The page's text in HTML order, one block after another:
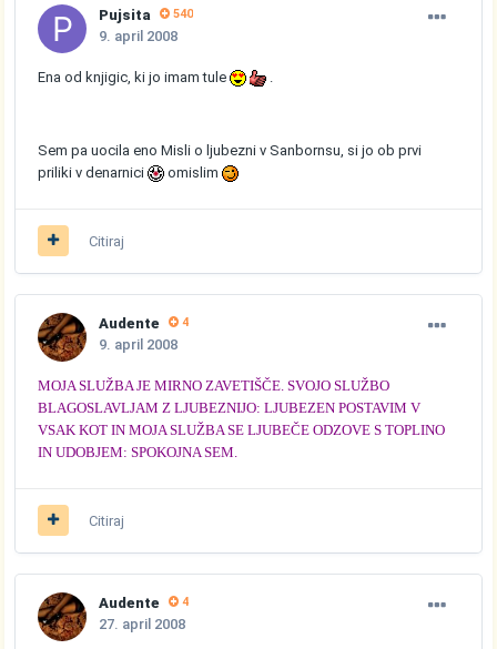
Pujsita 540
9. april 2008
Ena od knjigic, ki jo imam tule
Sem pa uocila eno Misli o ljubezni v Sanbornsu, si jo ob prvi
priliki v denarnici
omislim
Citiraj
Audente 4
9. april 2008
MOJA SLUŽBA JE MIRNO ZAVETIŠČE. SVOJO SLUŽBO
BLAGOSLAVLJAM Z LJUBEZNIJO: LJUBEZEN POSTAVIM V
VSAK KOT IN MOJA SLUŽBA SE LJUBEČE ODZOVE S TOPLINO
IN UDOBJEM: SPOKOJNA SEM.
Citiraj
Audente 4
27. april 2008